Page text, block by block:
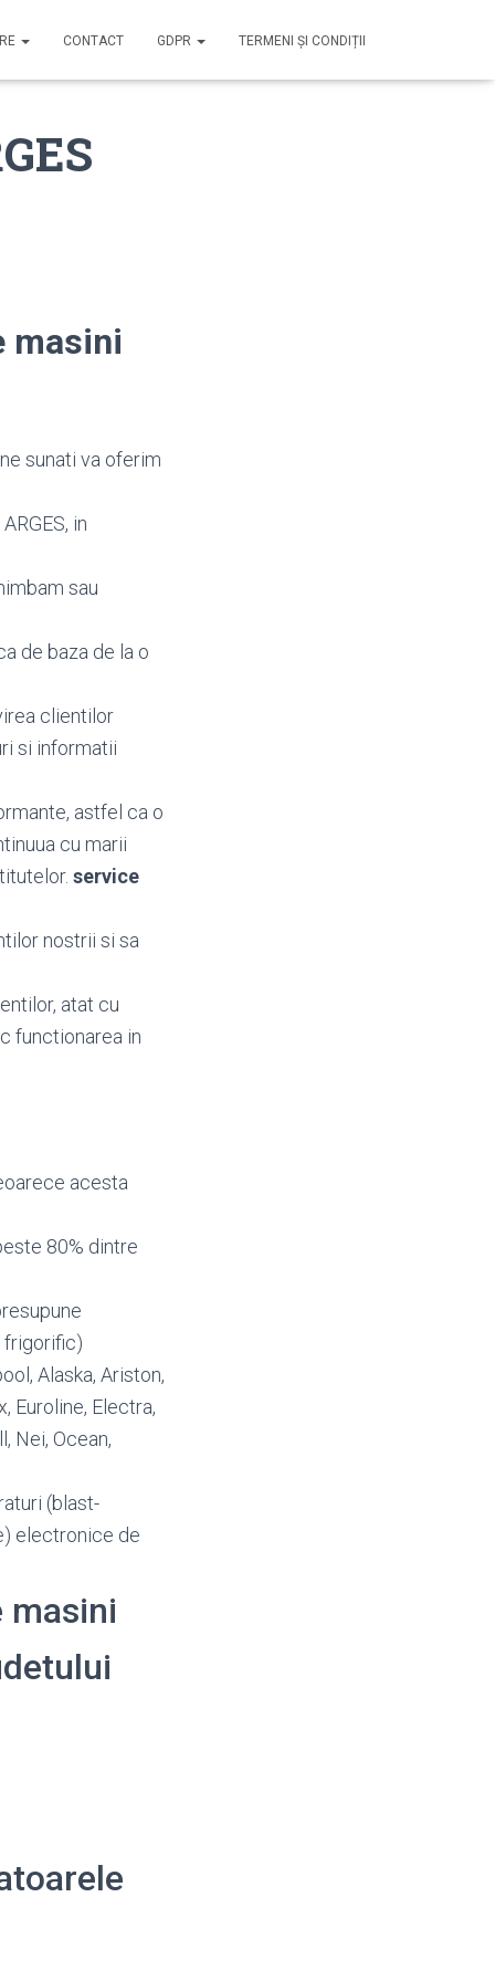
CONTACT GDPR TERMENI ȘI CONDIȚII
masini
sunati va oferim
in
sau
de baza de la o
clientilor
si informatii
astfel ca o
cu marii
service
nostrii si sa
atat cu
functionarea in
acesta
80% dintre
frigorific)
Alaska, Ariston,
Euroline, Electra,
Nei, Ocean,
(blast-
electronice de
masini